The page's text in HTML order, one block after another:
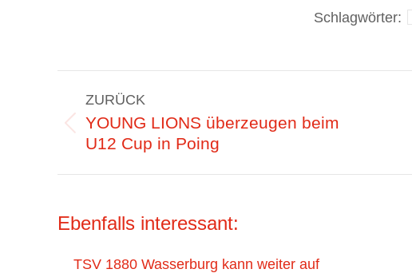
Schlagwörter:
ZURÜCK
Vorheriger
Beitrag:
YOUNG LIONS überzeugen beim
U12 Cup in Poing
Ebenfalls interessant:
TSV 1880 Wasserburg kann weiter auf